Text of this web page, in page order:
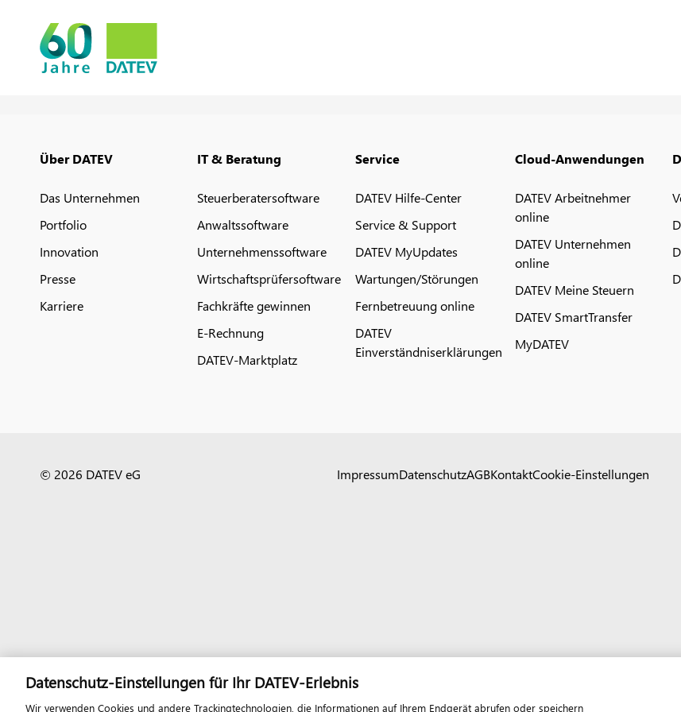
Über DATEV
Das Unternehmen
Portfolio
Innovation
Presse
Karriere
IT & Beratung
Steuerberatersoftware
Anwaltssoftware
Unternehmenssoftware
Wirtschaftsprüfersoftware
Fachkräfte gewinnen
E-Rechnung
DATEV-Marktplatz
Service
DATEV Hilfe-Center
Service & Support
DATEV MyUpdates
Wartungen/Störungen
Fernbetreuung online
DATEV
Einverständniserklärungen
Cloud-Anwendungen
DATEV Arbeitnehmer
online
DATEV Unternehmen
online
DATEV Meine Steuern
DATEV SmartTransfer
MyDATEV
© 2026 DATEV eG ImpressumDatenschutzAGBKontaktCookie-Einstellungen
Datenschutz-Einstellungen für Ihr DATEV-Erlebnis
Wir verwenden Cookies und andere Trackingtechnologien, die Informationen auf Ihrem Endgerät abrufen oder speichern